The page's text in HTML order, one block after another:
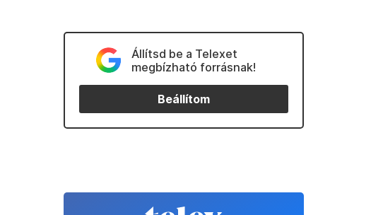
Állítsd be a Telexet
megbízható forrásnak!
Beállítom